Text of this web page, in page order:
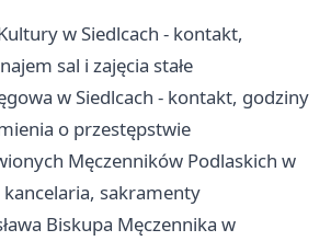
w Siedlcach - kontakt,
sal i zajęcia stałe
w Siedlcach - kontakt, godziny
o przestępstwie
Męczenników Podlaskich w
kancelaria, sakramenty
Biskupa Męczennika w